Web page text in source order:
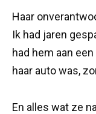
Haar
Ik had jaren
had hem aan
haar auto was,
En alles wat ze